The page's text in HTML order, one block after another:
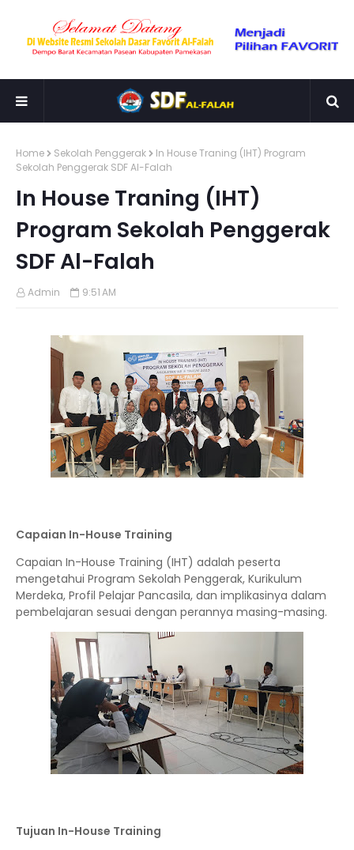
Home Sekolah Penggerak
In House Traning (IHT) Program
Sekolah Penggerak SDF Al-Falah
In House Traning (IHT)
Program Sekolah Penggerak
SDF Al-Falah
Admin 9:51 AM
Capaian In-House Training
Capaian In-House Training (IHT) adalah peserta
mengetahui Program Sekolah Penggerak, Kurikulum
Merdeka, Profil Pelajar Pancasila, dan implikasinya dalam
pembelajaran sesuai dengan perannya masing-masing.
Tujuan In-House Training